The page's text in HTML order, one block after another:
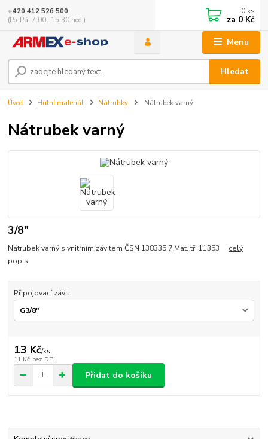
Menu
Hledat
+420 412 526 500
(Po-Pá, 7:00 -15:30 hod.)
0 ks
za 0 Kč
Úvod Hutní materiál Nátrubky Nátrubek varný
Nátrubek varný
3/8"
Nátrubek varný s vnitřním závitem ČSN 138335.7 Mat. tř. 11353 celý
popis
Připojovací závit
13 Kč/ks
11 Kč bez DPH
Přidat do košíku